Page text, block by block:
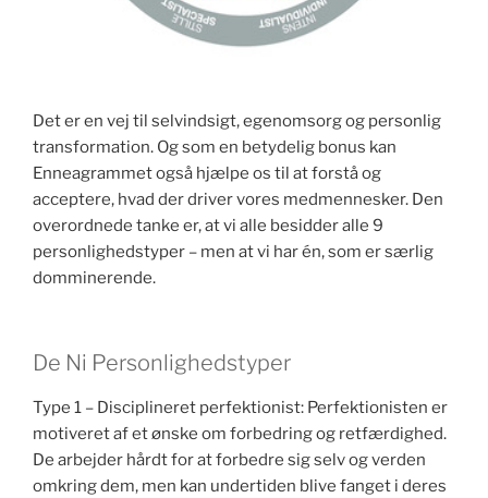
Det er en vej til selvindsigt, egenomsorg og personlig
transformation. Og som en betydelig bonus kan
Enneagrammet også hjælpe os til at forstå og
acceptere, hvad der driver vores medmennesker. Den
overordnede tanke er, at vi alle besidder alle 9
personlighedstyper – men at vi har én, som er særlig
domminerende.
De Ni Personlighedstyper
Type 1 – Disciplineret perfektionist: Perfektionisten er
motiveret af et ønske om forbedring og retfærdighed.
De arbejder hårdt for at forbedre sig selv og verden
omkring dem, men kan undertiden blive fanget i deres